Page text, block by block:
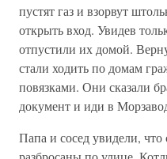
пустят газ и взорвут
открыть вход. Увидев
отпустили их домой.
стали ходить по домам
повязками. Они сказали
документ и иди в
Папа и сосед увидели,